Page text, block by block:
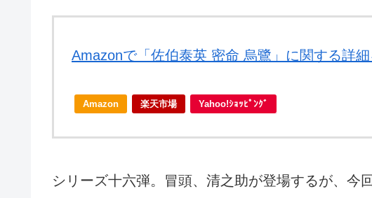
Amazonで「佐伯泰英 密命 烏鷺」に関する詳
Amazon 楽天市場 Yahoo!ｼｮｯﾋﾟﾝｸﾞ
シリーズ十六弾。冒頭、清之助が登場するが、今